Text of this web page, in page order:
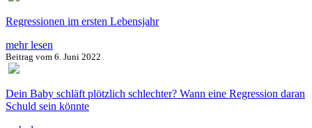
Regressionen im ersten Lebensjahr
mehr lesen
Beitrag vom 6. Juni 2022
Dein Baby schläft plötzlich schlechter? Wann eine Regression daran
Schuld sein könnte